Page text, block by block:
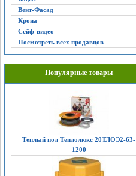
Вент-Фасад
Крона
Сейф-видео
Посмотреть всех продавцов
Популярные товары
Теплый пол Теплолюкс 20ТЛОЭ2-63-
1200